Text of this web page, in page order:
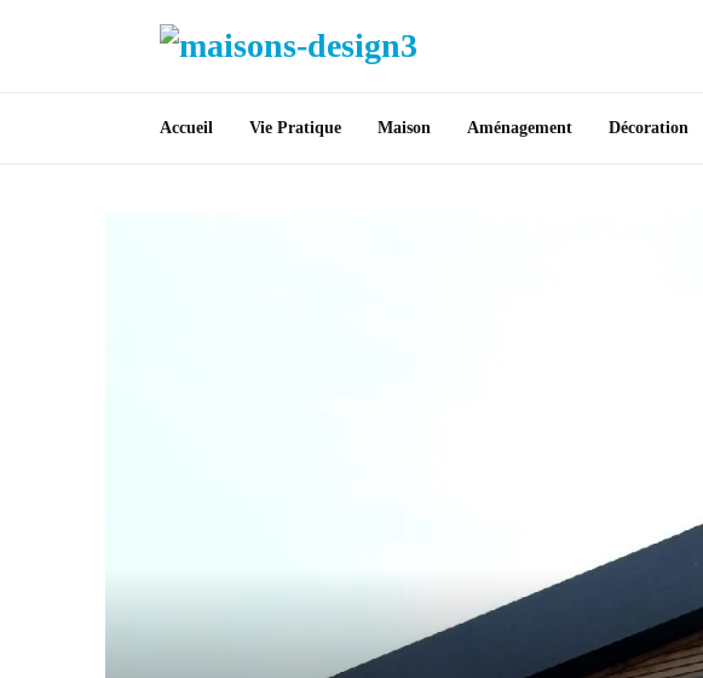
Accueil Vie Pratique Maison Aménagement Décoration